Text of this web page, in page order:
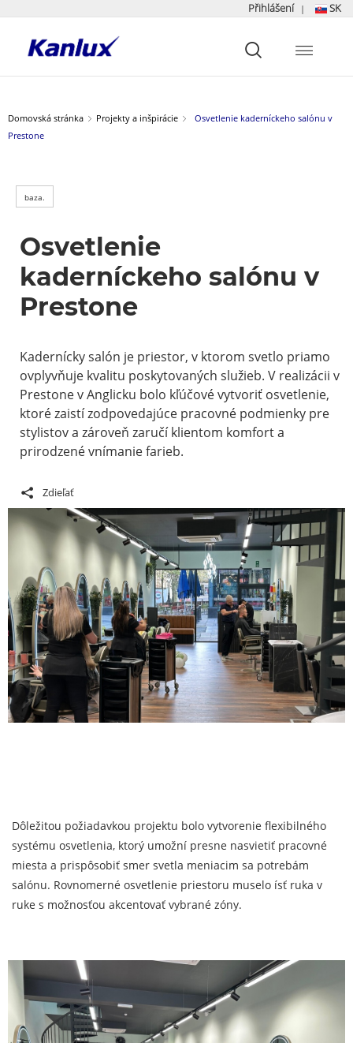
Přihlášení | SK
główna
Domovská stránka Projekty a inšpirácie
Osvetlenie kaderníckeho salónu v
Prestone
baza.
Osvetlenie
kaderníckeho salónu v
Prestone
Kadernícky salón je priestor, v ktorom svetlo priamo
ovplyvňuje kvalitu poskytovaných služieb. V realizácii v
Prestone v Anglicku bolo kľúčové vytvoriť osvetlenie,
ktoré zaistí zodpovedajúce pracovné podmienky pre
stylistov a zároveň zaručí klientom komfort a
prirodzené vnímanie farieb.
Zdieľať
Dôležitou požiadavkou projektu bolo vytvorenie flexibilného
systému osvetlenia, ktorý umožní presne nasvietiť pracovné
miesta a prispôsobiť smer svetla meniacim sa potrebám
salónu. Rovnomerné osvetlenie priestoru muselo ísť ruka v
ruke s možnosťou akcentovať vybrané zóny.